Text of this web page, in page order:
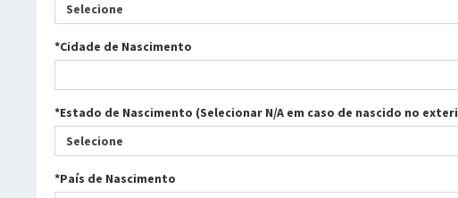
Selecione
*Cidade de Nascimento
*Estado de Nascimento (Selecionar N/A em caso de nascido no
Selecione
*País de Nascimento